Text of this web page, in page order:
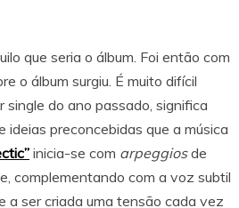
que seria o álbum. Foi então com
o álbum surgiu. É muito difícil
do ano passado, significa
preconcebidas que a música
inicia-se com arpeggiosde
complementando com a voz subtil
a ser criada uma tensão cada vez